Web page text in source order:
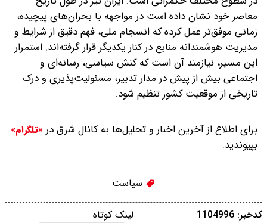
معاصر خود نشان داده است در مواجهه با بحران‌های پیچیده،
زمانی موفق‌تر عمل کرده که انسجام ملی، فهم دقیق از شرایط و
مدیریت هوشمندانه منابع در کنار یکدیگر قرار گرفته‌اند. استمرار
این مسیر، نیازمند آن است که کنش سیاسی، رسانه‌ای و
اجتماعی بیش از پیش در مدار تدبیر، مسئولیت‌پذیری و درک
تاریخی از موقعیت کشور تنظیم شود.
برای اطلاع از آخرین اخبار و تحلیل‌ها به کانال شرق در «تلگرام»
بپیوندید.
سیاست
لینک کوتاه کدخبر: 1104996